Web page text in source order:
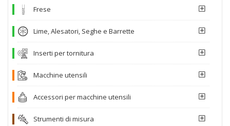
Frese
Lime, Alesatori, Seghe e Barrette
Inserti per tornitura
Macchine utensili
Accessori per macchine utensili
Strumenti di misura